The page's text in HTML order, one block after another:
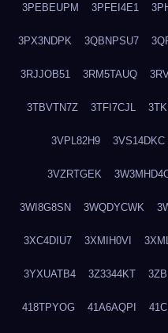
3PEBEUPM 3PFEI4E1
3PX3NDPK 3QBNPSU7
3RJJOB51 3RM5TAUQ
3TBVTN7Z 3TFI7CJL
3VPL82H9 3VS14DKC
3VZRTGEK
3WI8G8SN 3WQDYCWK
3XC4DIU7 3XMIH0VI
3YXUATB4 3Z3344KT
418TPYOG 41A6AQPI